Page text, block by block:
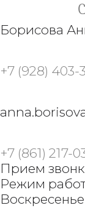
Борисова
+7 (928) 403-
+7 (861) 217-
Прием
Режим